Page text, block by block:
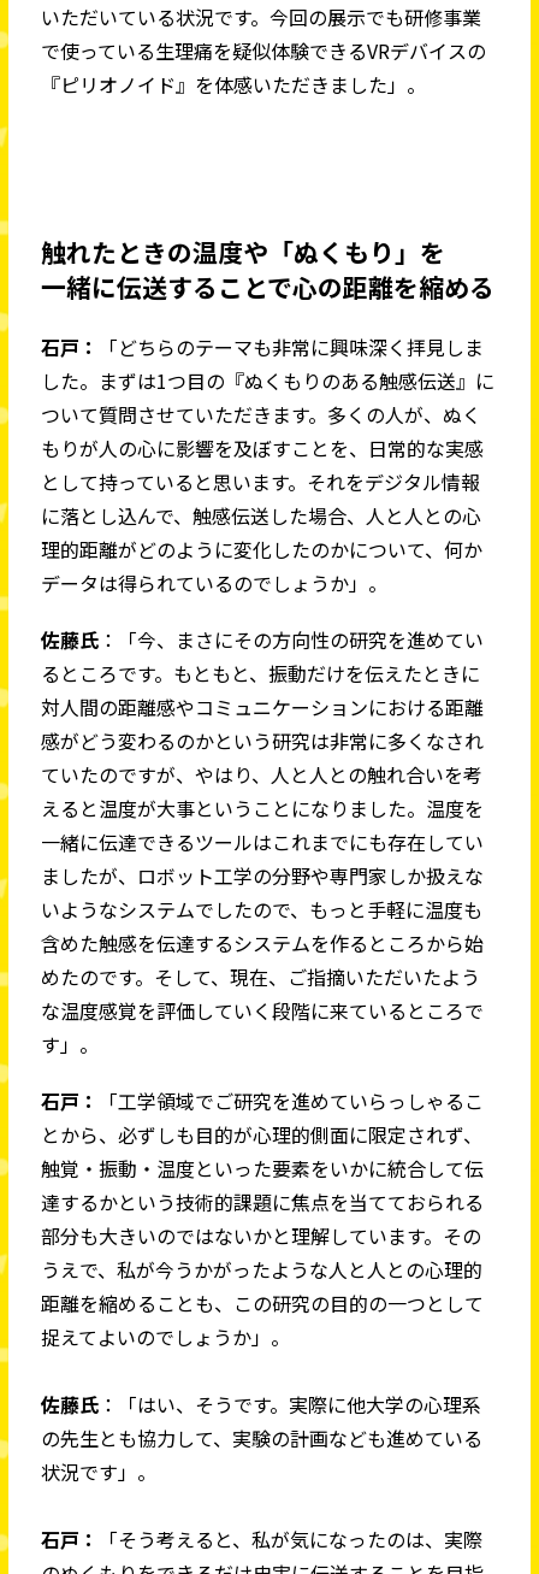
いただいている状況です。今回の展示でも研修事業
で使っている生理痛を疑似体験できるVRデバイスの
『ピリオノイド』を体感いただきました」。
触れたときの温度や「ぬくもり」を
一緒に伝送することで心の距離を縮める
石戸：
「どちらのテーマも非常に興味深く拝見しま
した。まずは1つ目の『ぬくもりのある触感伝送』に
ついて質問させていただきます。多くの人が、ぬく
もりが人の心に影響を及ぼすことを、日常的な実感
として持っていると思います。それをデジタル情報
に落とし込んで、触感伝送した場合、人と人との心
理的距離がどのように変化したのかについて、何か
データは得られているのでしょうか」。
佐藤氏 ：「今、まさにその方向性の研究を進めてい
るところです。もともと、振動だけを伝えたときに
対人間の距離感やコミュニケーションにおける距離
感がどう変わるのかという研究は非常に多くなされ
ていたのですが、やはり、人と人との触れ合いを考
えると温度が大事ということになりました。温度を
一緒に伝達できるツールはこれまでにも存在してい
ましたが、ロボット工学の分野や専門家しか扱えな
いようなシステムでしたので、もっと手軽に温度も
含めた触感を伝達するシステムを作るところから始
めたのです。そして、現在、ご指摘いただいたよう
な温度感覚を評価していく段階に来ているところで
す」。
石戸：
「工学領域でご研究を進めていらっしゃるこ
とから、必ずしも目的が心理的側面に限定されず、
触覚・振動・温度といった要素をいかに統合して伝
達するかという技術的課題に焦点を当てておられる
部分も大きいのではないかと理解しています。その
うえで、私が今うかがったような人と人との心理的
距離を縮めることも、この研究の目的の一つとして
捉えてよいのでしょうか」。
佐藤氏 ：「はい、そうです。実際に他大学の心理系
の先生とも協力して、実験の計画なども進めている
状況です」。
石戸：
「そう考えると、私が気になったのは、実際